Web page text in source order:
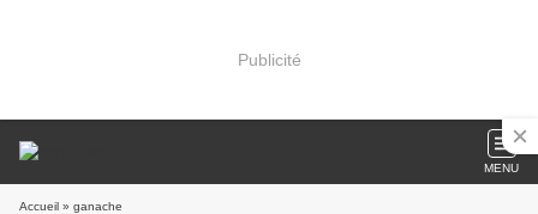
Publicité
MENU
Accueil » ganache